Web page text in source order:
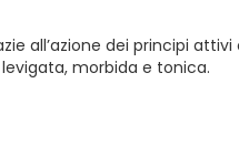
all’azione dei principi
morbida e tonica.